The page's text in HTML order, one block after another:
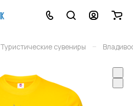
Туристические сувениры –